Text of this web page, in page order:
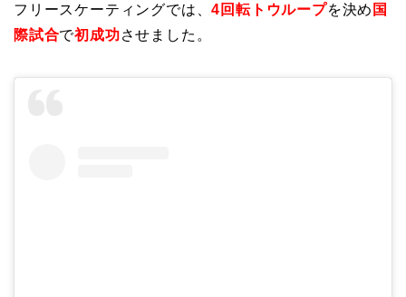
フリースケーティングでは、4回転トウループを決め 国
際試合で初成功させました。